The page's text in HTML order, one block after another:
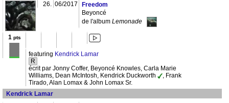
26. 06/2017
Freedom
Beyoncé
de l'album Lemonade
1 pts
featuring Kendrick Lamar
R
écrit par Jonny Coffer, Beyoncé Knowles, Carla Marie
Williams, Dean McIntosh, Kendrick Duckworth
, Frank
Tirado, Alan Lomax & John Lomax Sr.
Kendrick Lamar